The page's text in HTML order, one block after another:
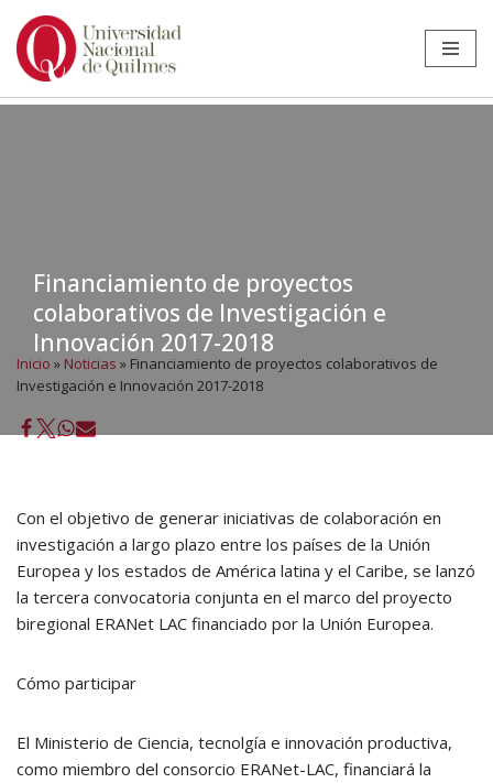
Ir
Financiamiento de proyectos
colaborativos de Investigación e
Innovación 2017-2018
Inicio » Noticias » Financiamiento de proyectos colaborativos de
Investigación e Innovación 2017-2018
Con el objetivo de generar iniciativas de colaboración en
investigación a largo plazo entre los países de la Unión
Europea y los estados de América latina y el Caribe, se lanzó
la tercera convocatoria conjunta en el marco del proyecto
biregional ERANet LAC financiado por la Unión Europea.
Cómo participar
El Ministerio de Ciencia, tecnolgía e innovación productiva,
como miembro del consorcio ERANet-LAC, financiará la